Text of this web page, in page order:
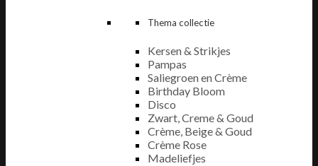
Thema collectie
Kersen & Strikjes
Pampas
Saliegroen en Crème
Birthday Bloom
Disco
Zwart, Creme & Goud
Crème, Beige & Goud
Crème Rose
Madeliefjes